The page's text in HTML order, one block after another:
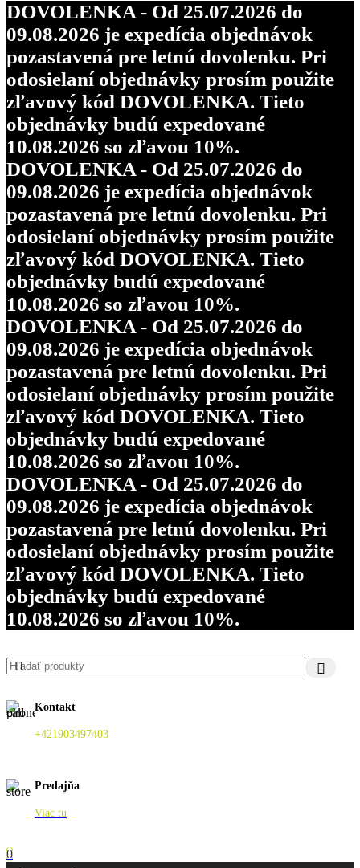
DOVOLENKA - Od 25.07.2026 do
09.08.2026 je expedícia objednávok
pozastavená pre letnú dovolenku. Pri
odosielaní objednávky prosím použite
zľavový kód DOVOLENKA. Tieto
objednávky budú expedované
10.08.2026 so zľavou 10%.
DOVOLENKA - Od 25.07.2026 do
09.08.2026 je expedícia objednávok
pozastavená pre letnú dovolenku. Pri
odosielaní objednávky prosím použite
zľavový kód DOVOLENKA. Tieto
objednávky budú expedované
10.08.2026 so zľavou 10%.
DOVOLENKA - Od 25.07.2026 do
09.08.2026 je expedícia objednávok
pozastavená pre letnú dovolenku. Pri
odosielaní objednávky prosím použite
zľavový kód DOVOLENKA. Tieto
objednávky budú expedované
10.08.2026 so zľavou 10%.
DOVOLENKA - Od 25.07.2026 do
09.08.2026 je expedícia objednávok
pozastavená pre letnú dovolenku. Pri
odosielaní objednávky prosím použite
zľavový kód DOVOLENKA. Tieto
objednávky budú expedované
10.08.2026 so zľavou 10%.
Kontakt
+421903497403
Predajňa
Viac tu
0